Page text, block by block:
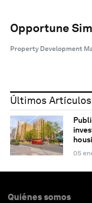
Opportune
Property Development
Últimos Artículos
05
Quiénes somos